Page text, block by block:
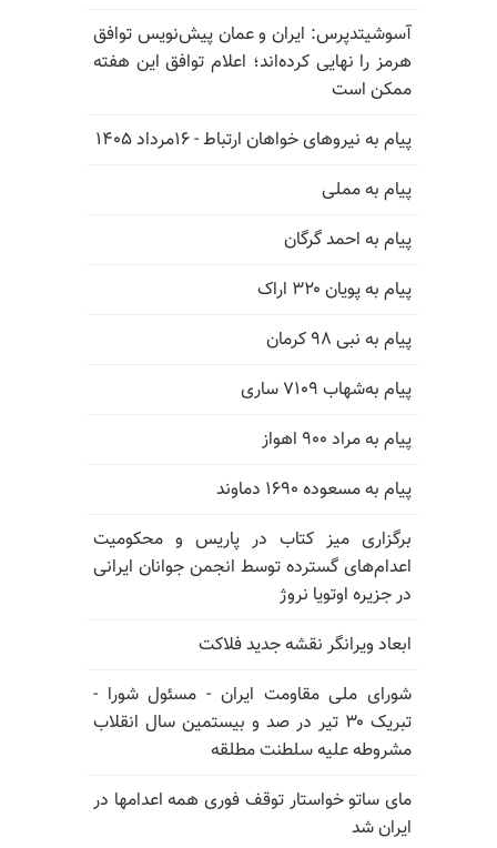
آسوشیتدپرس: ایران و عمان پیش‌نویس توافق
هرمز را نهایی کرده‌اند؛ اعلام توافق این هفته
ممکن است
پیام به نیروهای خواهان ارتباط - ۱۶مرداد ۱۴۰۵
پیام به مملی
پیام به احمد گرگان
پیام به پویان ۳۲۰ اراک
پیام به نبی ۹۸ کرمان
پیام به‌شهاب ۷۱۰۹ ساری
پیام به مراد ۹۰۰ اهواز
پیام به مسعوده ۱۶۹۰ دماوند
برگزاری میز کتاب در پاریس و محکومیت
اعدام‌های گسترده توسط انجمن جوانان ایرانی
در جزیره اوتویا نروژ
ابعاد ویرانگر نقشه جدید فلاکت
شورای ملی مقاومت ایران - مسئول شورا -
تبریک ۳۰ تیر در صد و بیستمین سال انقلاب
مشروطه علیه سلطنت مطلقه
مای ساتو خواستار توقف فوری همه اعدامها در
ایران شد